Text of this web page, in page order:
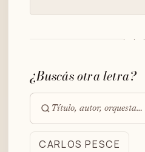
· · ·
¿Buscás otra letra?
Buscar
en
CARLOS PESCE